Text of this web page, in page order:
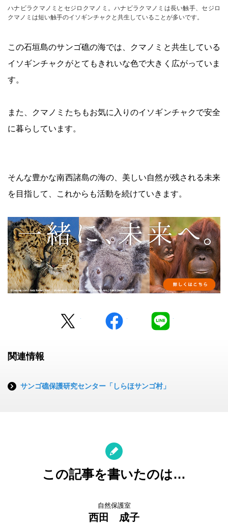
ハナビラクマノミとセジロクマノミ。ハナビラクマノミは長い触手、セジロ
クマノミは短い触手のイソギンチャクと共生していることが多いです。
この石垣島のサンゴ礁の海では、クマノミと共生している
イソギンチャクがとてもきれいな色で大きく広がっていま
す。
また、クマノミたちもお気に入りのイソギンチャクで安全
に暮らしています。
そんな豊かな南西諸島の海の、美しい自然が残される未来
を目指して、これからも活動を続けていきます。
facebook
関連情報
サンゴ礁保護研究センター「しらほサンゴ村」
この記事を書いたのは…
自然保護室
西田 成子